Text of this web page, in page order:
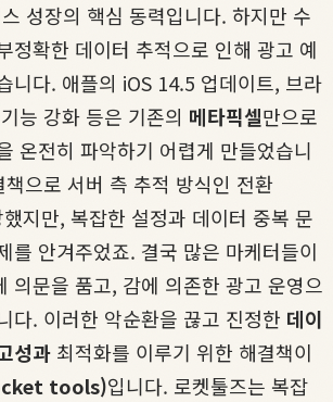
성장의 핵심 동력입니다. 하지만 수
정확한 데이터 추적으로 인해 광고 예
니다. 애플의 iOS 14.5 업데이트, 브라
능 강화 등은 기존의 메타픽셀만으로
온전히 파악하기 어렵게 만들었습니
으로 서버 측 추적 방식인 전환
지만, 복잡한 설정과 데이터 중복 문
를 안겨주었죠. 결국 많은 마케터들이
의문을 품고, 감에 의존한 광고 운영으
다. 이러한 악순환을 끊고 진정한 데이
성과 최적화를 이루기 위한 해결책이
tools)입니다. 로켓툴즈는 복잡